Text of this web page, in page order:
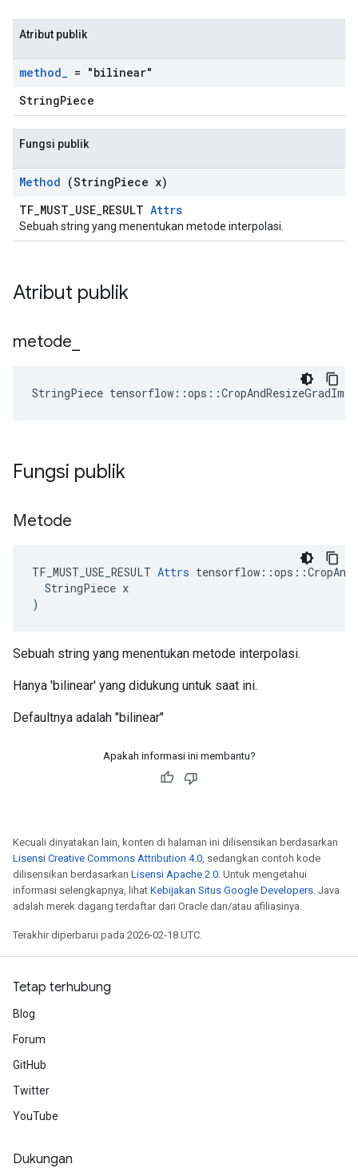
Atribut publik
method_ = "bilinear"
StringPiece
Fungsi publik
Method (StringPiece x)
TF_MUST_USE_RESULT Attrs
Sebuah string yang menentukan metode interpolasi.
Atribut publik
metode
StringPiece
Fungsi publik
Metode
TF_MUST_USE_RESULT Attrs
  StringPiece x
)
Sebuah string yang menentukan metode interpolasi.
Hanya 'bilinear' yang didukung untuk saat ini.
Defaultnya adalah "bilinear"
Apakah informasi ini membantu?
Kecuali dinyatakan lain, konten di halaman ini dilisensikan berdasarkan
Lisensi Creative Commons Attribution 4.0, sedangkan contoh kode
dilisensikan berdasarkan Lisensi Apache 2.0. Untuk mengetahui
informasi selengkapnya, lihat Kebijakan Situs Google Developers. Java
adalah merek dagang terdaftar dari Oracle dan/atau afiliasinya.
Terakhir diperbarui pada 2026-02-18 UTC.
Tetap terhubung
Blog
Forum
GitHub
Twitter
YouTube
Dukungan